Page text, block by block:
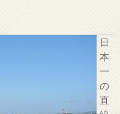
日
本
一
の
直